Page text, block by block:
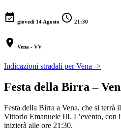
event_available giovedì 14 Agosto schedule 21:30
location_on Vena - VV
Indicazioni stradali per Vena ->
Festa della Birra –
Festa della Birra a Vena, che si terrà
Vittorio Emanuele III. L’evento, con
inizierà alle ore 21:30.